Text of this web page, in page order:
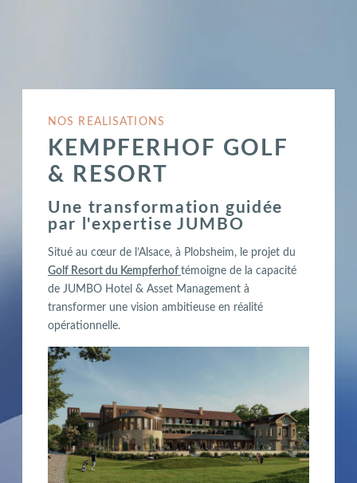
NOS REALISATIONS
KEMPFERHOF GOLF
& RESORT
Une transformation guidée
par l'expertise JUMBO
Situé au cœur de l’Alsace, à Plobsheim, le projet du
Golf Resort du Kempferhof témoigne de la capacité
de JUMBO Hotel & Asset Management à
transformer une vision ambitieuse en réalité
opérationnelle.